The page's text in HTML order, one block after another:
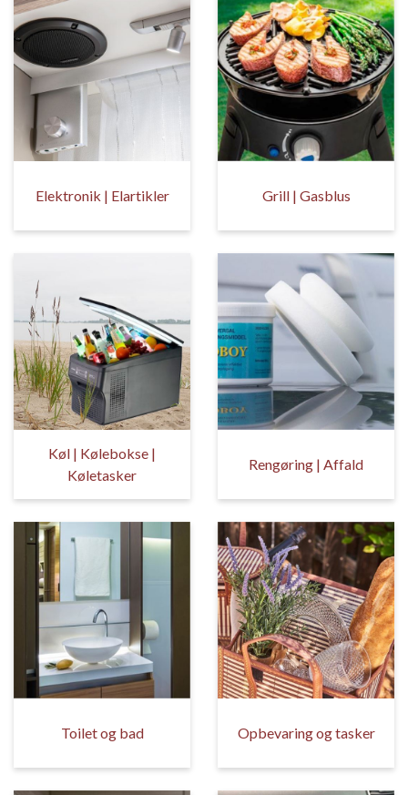
Elektronik | Elartikler Grill | Gasblus
Køl | Kølebokse |
Køletasker
Rengøring | Affald
Toilet og bad Opbevaring og tasker